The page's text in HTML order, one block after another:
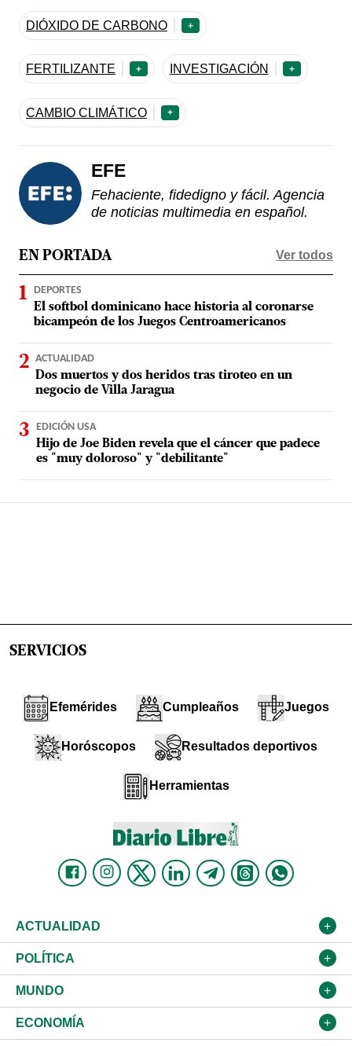
DIÓXIDO DE CARBONO +
FERTILIZANTE + INVESTIGACIÓN +
CAMBIO CLIMÁTICO +
EFE
Fehaciente, fidedigno y fácil. Agencia
de noticias multimedia en español.
EN PORTADA Ver todos
DEPORTES
El softbol dominicano hace historia al coronarse
bicampeón de los Juegos Centroamericanos
ACTUALIDAD
Dos muertos y dos heridos tras tiroteo en un
negocio de Villa Jaragua
EDICIÓN USA
Hijo de Joe Biden revela que el cáncer que padece
es "muy doloroso" y "debilitante"
SERVICIOS
Efemérides Cumpleaños Juegos
Horóscopos Resultados deportivos
Herramientas
ACTUALIDAD
Nacional
Ciudad
Educación
POLÍTICA
Partidos
JCE
MUNDO
Estados Unidos
ECONOMÍA